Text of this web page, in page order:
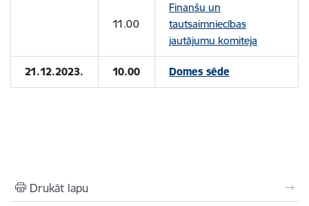
11.00
Finanšu un
tautsaimniecības
jautājumu komiteja
21.12.2023. 10.00 Domes sēde
Drukāt lapu